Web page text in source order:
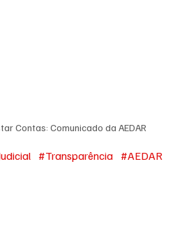
Contas: Comunicado da AEDAR
#Transparência #AEDAR